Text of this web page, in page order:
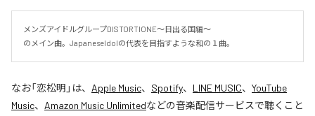
メンズアイドルグループDISTORTIONE～日出る国編～
のメイン曲。JapaneseIdolの代表を目指すような和の１曲。
なお「恋松明 」は、 Apple Music、 Spotify、 LINE MUSIC、 YouTube
Music、 Amazon Music Unlimitedなどの音楽配信サービスで聴くこと